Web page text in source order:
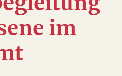
im